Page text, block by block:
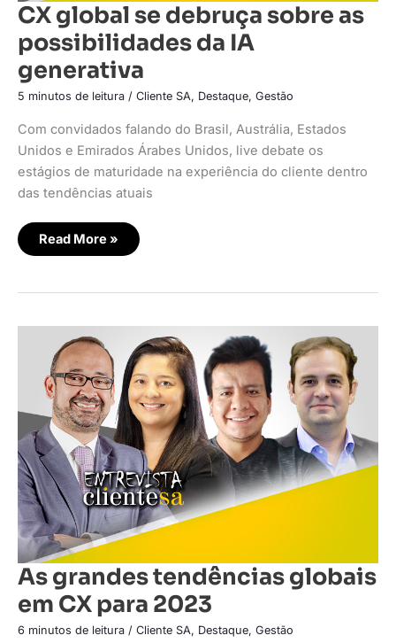
CX global se debruça sobre as
possibilidades da IA
generativa
5 minutos de leitura / Cliente SA, Destaque, Gestão
Com convidados falando do Brasil, Austrália, Estados
Unidos e Emirados Árabes Unidos, live debate os
estágios de maturidade na experiência do cliente dentro
das tendências atuais
Read More »
As grandes tendências globais
em CX para 2023
6 minutos de leitura / Cliente SA, Destaque, Gestão
As
grandes
tendências
globais
em
CX
para
2023